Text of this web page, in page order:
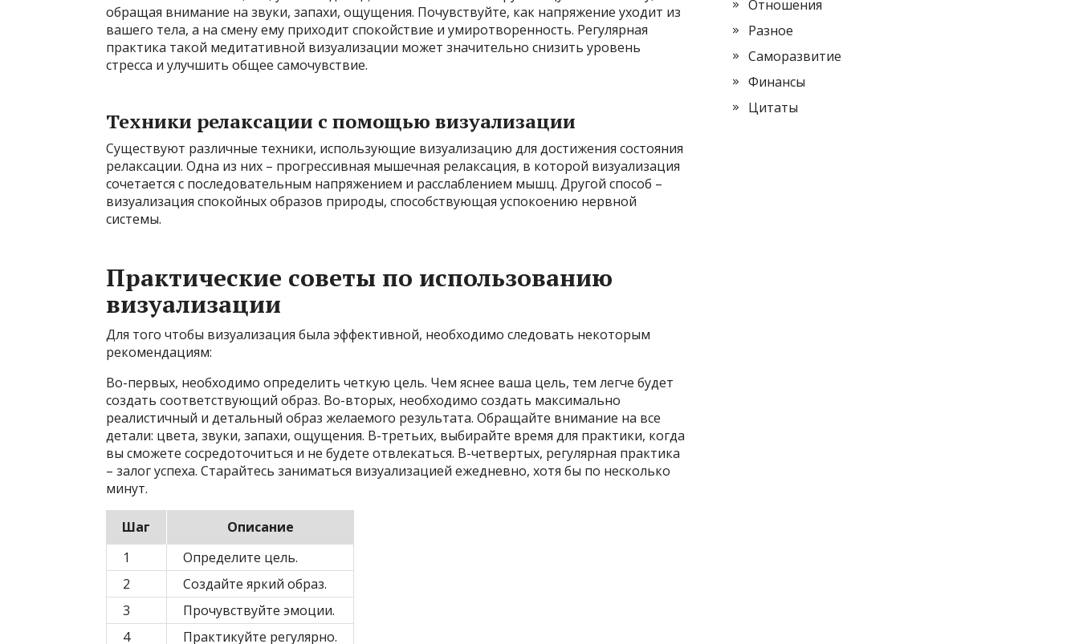
обращая внимание на звуки, запахи, ощущения. Почувствуйте, как напряжение уходит из
вашего тела, а на смену ему приходит спокойствие и умиротворенность. Регулярная
практика такой медитативной визуализации может значительно снизить уровень
стресса и улучшить общее самочувствие.
Техники релаксации с помощью визуализации
Существуют различные техники, использующие визуализацию для достижения состояния
релаксации. Одна из них – прогрессивная мышечная релаксация, в которой визуализация
сочетается с последовательным напряжением и расслаблением мышц. Другой способ –
визуализация спокойных образов природы, способствующая успокоению нервной
системы.
Практические советы по использованию
визуализации
Для того чтобы визуализация была эффективной, необходимо следовать некоторым
рекомендациям:
Во-первых, необходимо определить четкую цель. Чем яснее ваша цель, тем легче будет
создать соответствующий образ. Во-вторых, необходимо создать максимально
реалистичный и детальный образ желаемого результата. Обращайте внимание на все
детали: цвета, звуки, запахи, ощущения. В-третьих, выбирайте время для практики, когда
вы сможете сосредоточиться и не будете отвлекаться. В-четвертых, регулярная практика
– залог успеха. Старайтесь заниматься визуализацией ежедневно, хотя бы по несколько
минут.
Шаг
Описание
1
Определите цель.
2
Создайте яркий образ.
3
Прочувствуйте эмоции.
4
Практикуйте регулярно.
Отношения
Разное
Саморазвитие
Финансы
Цитаты